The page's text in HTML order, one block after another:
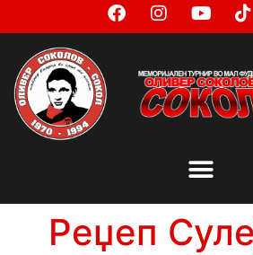
Реџеп